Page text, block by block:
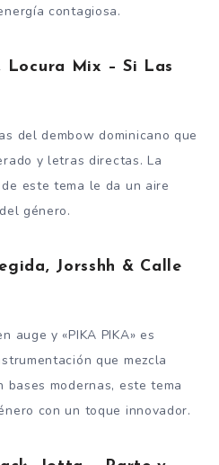
contagiosa.
Locura Mix – Si Las
del dembow dominicano que
y letras directas. La
este tema le da un aire
género.
Jorsshh & Calle
auge y «PIKA PIKA» es
que mezcla
modernas, este tema
con un toque innovador.